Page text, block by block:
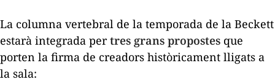
La columna vertebral de la temporada de la Beckett
estarà integrada pertres grans propostes que
porten la firma de creadors històricament lligats a
la sala: